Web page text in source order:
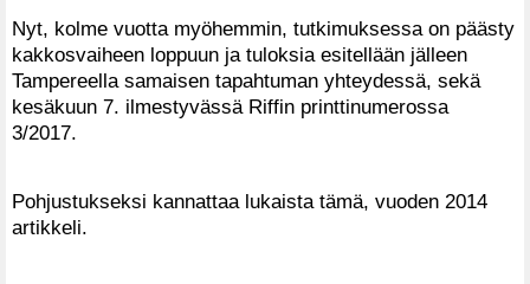
Nyt, kolme vuotta myöhemmin, tutkimuksessa on päästy
kakkosvaiheen loppuun ja tuloksia esitellään jälleen
Tampereella samaisen tapahtuman yhteydessä, sekä
kesäkuun 7. ilmestyvässä Riffin printtinumerossa
3/2017.
Pohjustukseksi kannattaa lukaista tämä, vuoden 2014
artikkeli.